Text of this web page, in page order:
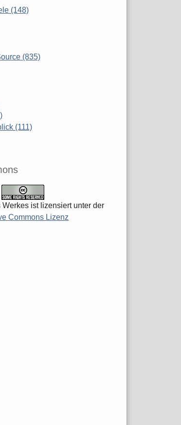
(148)
(835)
(111)
Werkes ist lizensiert unter der
Commons Lizenz